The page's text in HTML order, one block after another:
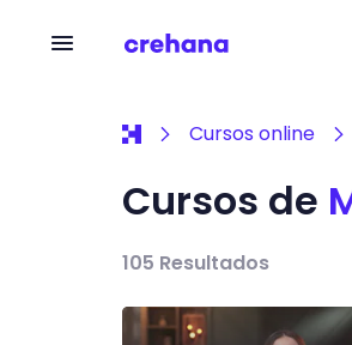
Cursos online
Cursos de
105 Resultados